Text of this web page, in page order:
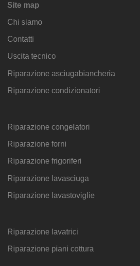
Site map
Chi siamo
Contatti
Uscita tecnico
Riparazione asciugabiancheria
Riparazione condizionatori
Riparazione congelatori
Riparazione forni
Riparazione frigoriferi
Riparazione lavasciuga
Riparazione lavastoviglie
Riparazione lavatrici
Riparazione piani cottura